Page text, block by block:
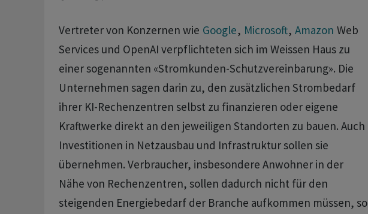
Vertreter von Konzernen wie Google, Microsoft, Amazon Web
Services und OpenAI verpflichteten sich im Weissen Haus zu
einer sogenannten «Stromkunden-Schutzvereinbarung». Die
Unternehmen sagen darin zu, den zusätzlichen Strombedarf
ihrer KI-Rechenzentren selbst zu finanzieren oder eigene
Kraftwerke direkt an den jeweiligen Standorten zu bauen. Auch
Investitionen in Netzausbau und Infrastruktur sollen sie
übernehmen. Verbraucher, insbesondere Anwohner in der
Nähe von Rechenzentren, sollen dadurch nicht für den
steigenden Energiebedarf der Branche aufkommen müssen, so